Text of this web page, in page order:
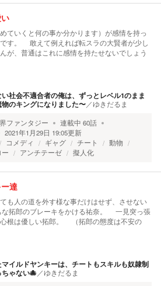
ていくと何の事か分かります）が感情を持っ
す。 敢えて例えれば転スラの大賢者が少し
が、普通はこれに感情を持たせないでしょう
社会不適合者の俺は、ずっとレベル1のまま
のキングになりました〜／ゆきだるま
ファンタジー 連載中 60話
2021年1月29日 19:05更新
コメディ ギャグ チート
動物
アンチテーゼ 擬人化
達
も人の道を外す様な事だけはせず、させない
拓郎のブレーキをかける祐奈。 一見突っ張
心根は優しい拓郎。 （拓郎の態度は不安の
イルドヤンキーは、チートもスキルも奴隷制
ゃない🐙／ゆきだるま